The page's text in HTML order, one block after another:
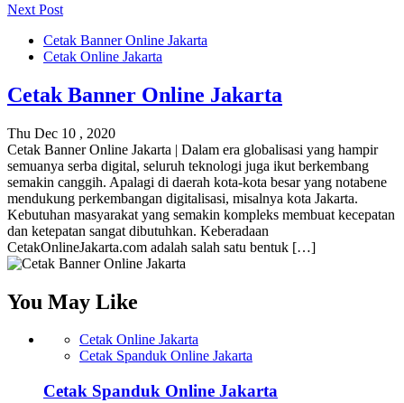
Next Post
Cetak Banner Online Jakarta
Cetak Online Jakarta
Cetak Banner Online Jakarta
Thu Dec 10 , 2020
Cetak Banner Online Jakarta | Dalam era globalisasi yang hampir
semuanya serba digital, seluruh teknologi juga ikut berkembang
semakin canggih. Apalagi di daerah kota-kota besar yang notabene
mendukung perkembangan digitalisasi, misalnya kota Jakarta.
Kebutuhan masyarakat yang semakin kompleks membuat kecepatan
dan ketepatan sangat dibutuhkan. Keberadaan
CetakOnlineJakarta.com adalah salah satu bentuk […]
You May Like
Cetak Online Jakarta
Cetak Spanduk Online Jakarta
Cetak Spanduk Online Jakarta